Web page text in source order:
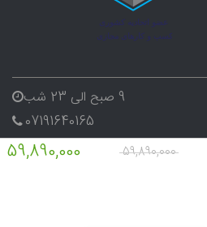
59,890,000
59,890,000
9 صبح الی 23 شب
07191640165
09338282656